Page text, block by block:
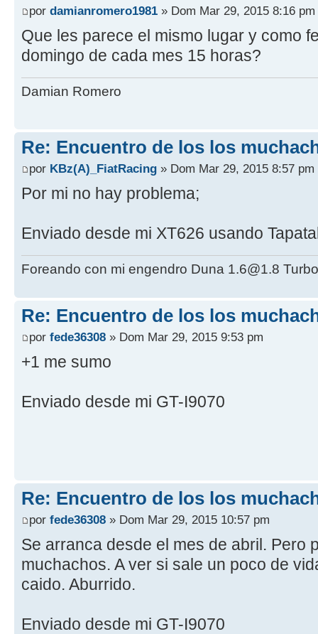
por damianromero1981 » Dom Mar 29, 2015 8:16 pm
Que les parece el mismo lugar y como
domingo de cada mes 15 horas?
Damian Romero
Re: Encuentro de los los
por KBz(A)_FiatRacing » Dom Mar 29, 2015 8:57 pm
Por mi no hay problema;
Enviado desde mi XT626 usando
Foreando con mi engendro Duna 1.6@1.8
Re: Encuentro de los los
por fede36308 » Dom Mar 29, 2015 9:53 pm
+1 me sumo
Enviado desde mi GT-I9070
Re: Encuentro de los los
por fede36308 » Dom Mar 29, 2015 10:57 pm
Se arranca desde el mes de abril. Pero
muchachos. A ver si sale un poco de
caido. Aburrido.
Enviado desde mi GT-I9070